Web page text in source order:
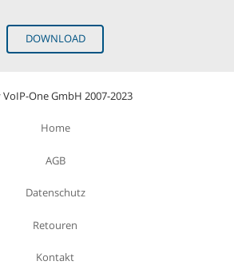
DOWNLOAD
One GmbH 2007-2023
Home
AGB
Datenschutz
Retouren
Kontakt